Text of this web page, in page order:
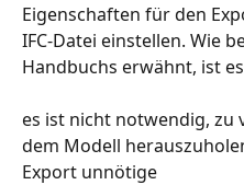
Eigenschaften für den
IFC-Datei einstellen. Wie
Handbuchs erwähnt, ist es
es ist nicht notwendig, zu
dem Modell
Export unnötige